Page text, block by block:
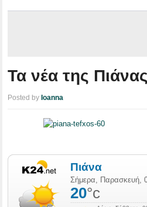
Τα νέα της
Posted by Ioanna